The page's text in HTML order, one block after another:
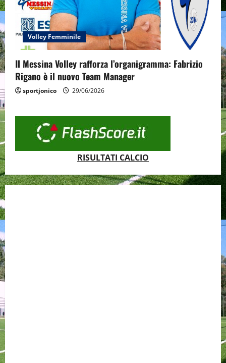
Volley Femminile
Il Messina Volley rafforza l’organigramma: Fabrizio
Rigano è il nuovo Team Manager
sportjonico 29/06/2026
RISULTATI CALCIO